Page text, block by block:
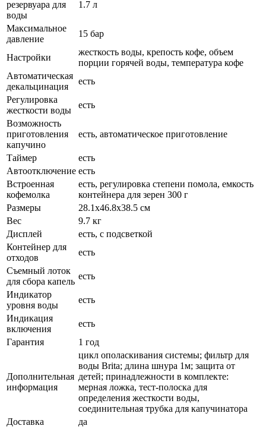
резервуара для
воды
1.7 л
Максимальное
давление
15 бар
Настройки
жесткость воды, крепость кофе, объем
порции горячей воды, температура кофе
Автоматическая
декальцинация
есть
Регулировка
жесткости воды
есть
Возможность
приготовления
капучино
есть, автоматическое приготовление
Таймер
есть
Автоотключение есть
Встроенная
кофемолка
есть, регулировка степени помола, емкость
контейнера для зерен 300 г
Размеры
28.1x46.8x38.5 см
Вес
9.7 кг
Дисплей
есть, с подсветкой
Контейнер для
отходов
есть
Съемный лоток
для сбора капель
есть
Индикатор
уровня воды
есть
Индикация
включения
есть
Гарантия
1 год
Дополнительная
информация
цикл ополаскивания системы; фильтр для
воды Brita; длина шнура 1м; защита от
детей; принадлежности в комплекте:
мерная ложка, тест-полоска для
определения жесткости воды,
соединительная трубка для капучинатора
Доставка
да